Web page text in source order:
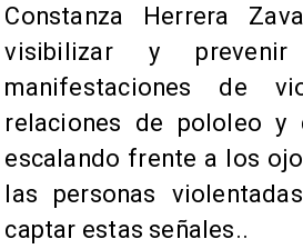
Constanza Herrera
visibilizar y
manifestaciones de
relaciones de pololeo y
escalando frente a los
las personas
captar estas señales..